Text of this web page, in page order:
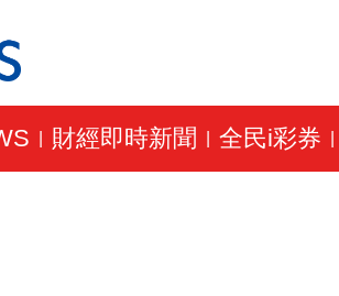
財經即時新聞 全民i彩券